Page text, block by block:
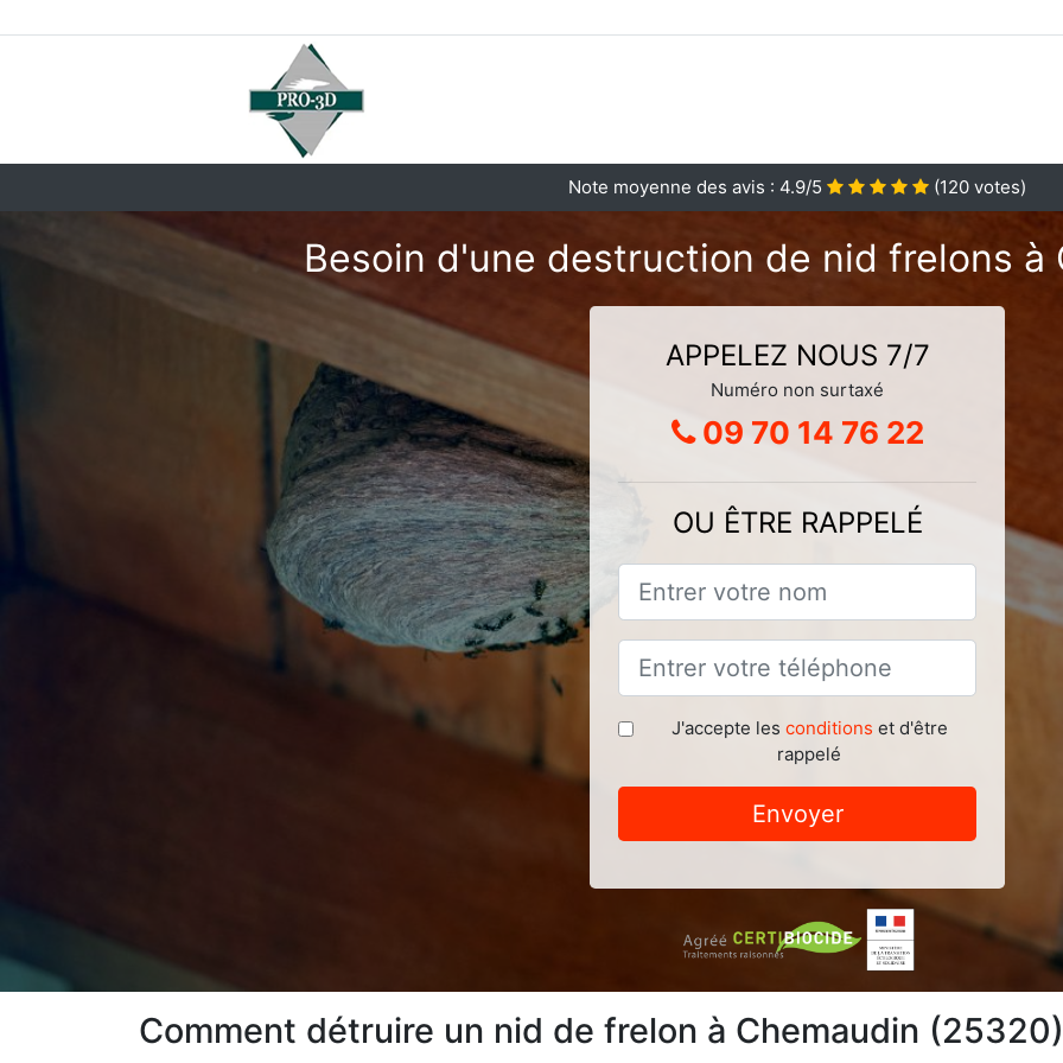
Note moyenne des avis : 4.9/5 (120 votes)
Besoin d'une destruction de nid frelons à
APPELEZ NOUS 7/7
Numéro non surtaxé
09 70 14 76 22
OU ÊTRE RAPPELÉ
J'accepte les conditions et d'être
rappelé
Envoyer
Comment détruire un nid de frelon à Chemaudin